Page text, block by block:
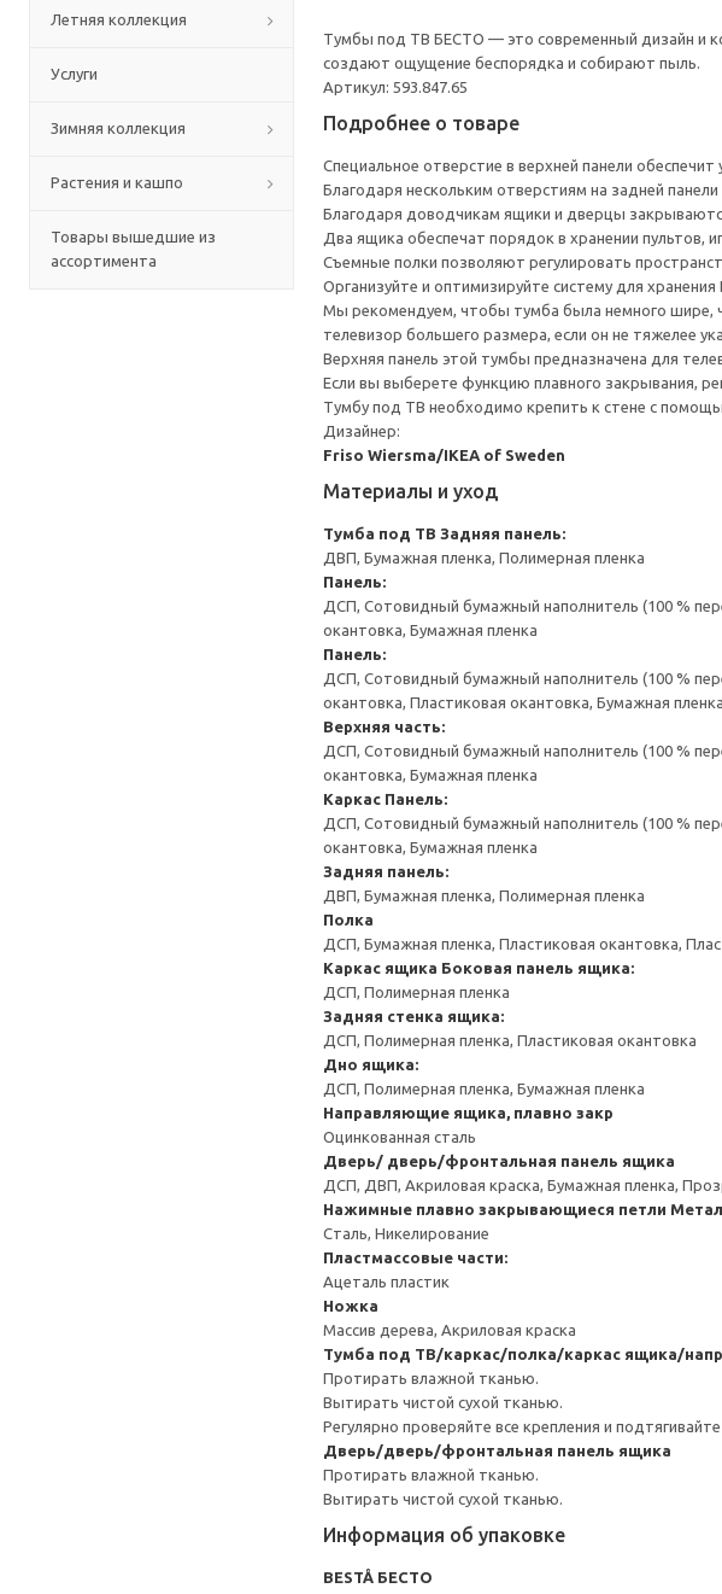
Летняя коллекция
Услуги
Зимняя коллекция
Растения и кашпо
Товары вышедшие из
ассортимента
Тумбы под ТВ БЕСТО — это современный дизайн и
создают ощущение беспорядка и собирают пыль.
Артикул: 593.847.65
Подробнее о товаре
Специальное отверстие в верхней панели
Благодаря нескольким отверстиям на задней
Благодаря доводчикам ящики и дверцы
Два ящика обеспечат порядок в хранении пультов,
Съемные полки позволяют регулировать
Организуйте и оптимизируйте систему для
Мы рекомендуем, чтобы тумба была немного шире,
телевизор большего размера, если он не тяжелее
Верхняя панель этой тумбы предназначена для
Если вы выберете функцию плавного закрывания,
Тумбу под ТВ необходимо крепить к стене с
Дизайнер:
Friso Wiersma/IKEA of Sweden
Материалы и уход
Тумба под ТВ Задняя панель:
ДВП, Бумажная пленка, Полимерная пленка
Панель:
ДСП, Сотовидный бумажный наполнитель (100 %
окантовка, Бумажная пленка
Панель:
ДСП, Сотовидный бумажный наполнитель (100 %
окантовка, Пластиковая окантовка, Бумажная пленка
Верхняя часть:
ДСП, Сотовидный бумажный наполнитель (100 %
окантовка, Бумажная пленка
Каркас Панель:
ДСП, Сотовидный бумажный наполнитель (100 %
окантовка, Бумажная пленка
Задняя панель:
ДВП, Бумажная пленка, Полимерная пленка
Полка
ДСП, Бумажная пленка, Пластиковая окантовка,
Каркас ящика Боковая панель ящика:
ДСП, Полимерная пленка
Задняя стенка ящика:
ДСП, Полимерная пленка, Пластиковая окантовка
Дно ящика:
ДСП, Полимерная пленка, Бумажная пленка
Направляющие ящика, плавно закр
Оцинкованная сталь
Дверь/ дверь/фронтальная панель ящика
ДСП, ДВП, Акриловая краска, Бумажная пленка,
Нажимные плавно закрывающиеся петли
Сталь, Никелирование
Пластмассовые части:
Ацеталь пластик
Ножка
Массив дерева, Акриловая краска
Тумба под ТВ/каркас/полка/каркас ящика/
Протирать влажной тканью.
Вытирать чистой сухой тканью.
Регулярно проверяйте все крепления и
Дверь/дверь/фронтальная панель ящика
Протирать влажной тканью.
Вытирать чистой сухой тканью.
Информация об упаковке
BESTÅ БЕСТО